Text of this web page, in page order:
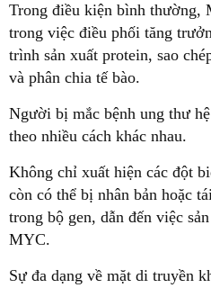
Trong điều kiện bình thường,
trong việc điều phối tăng
trình sản xuất protein, sao
và phân chia tế bào.
Người bị mắc bệnh ung thư
theo nhiều cách khác nhau.
Không chỉ xuất hiện các đột
còn có thể bị nhân bản hoặc
trong bộ gen, dẫn đến việc
MYC.
Sự đa dạng về mặt di truyền